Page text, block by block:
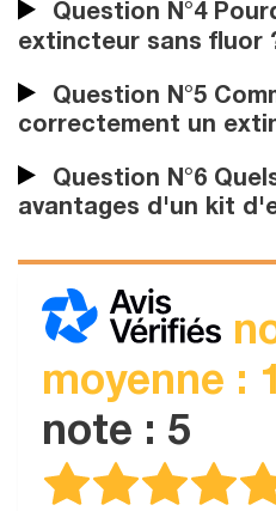
Question N°4
extincteur sans fluor
Question N°5
correctement un
Question N°6
avantages d'un kit
moyenne :
note : 5